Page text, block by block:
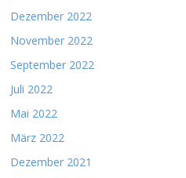
Dezember 2022
November 2022
September 2022
Juli 2022
Mai 2022
März 2022
Dezember 2021